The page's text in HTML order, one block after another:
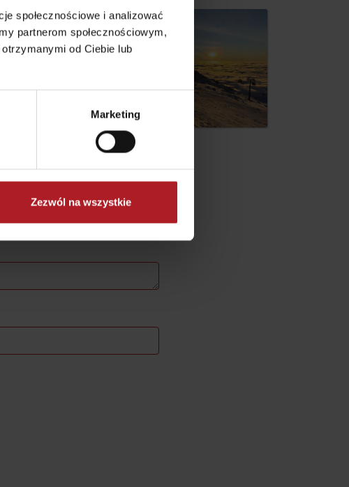
społecznościowe i analizować
partnerom społecznościowym,
od Ciebie lub
Marketing
Zezwól na wszystkie
droby
No data found for this source.
*